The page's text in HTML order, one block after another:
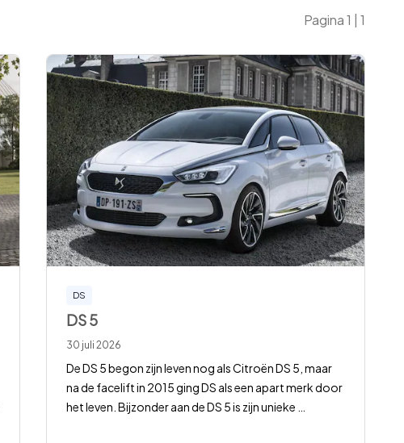
Pagina1 1
DS
DS 5
30 juli 2026
De DS 5 begon zijn leven nog als Citroën DS 5, maar
na de facelift in 2015 ging DS als een apart merk door
het leven. Bijzonder aan de DS 5 is zijn unieke